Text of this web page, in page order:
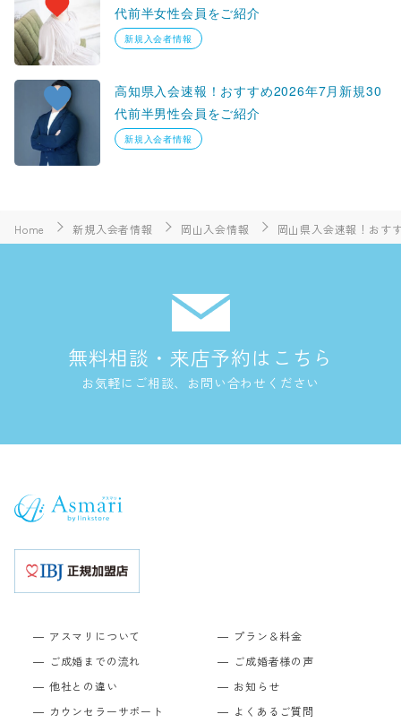
代前半女性会員をご紹介
新規入会者情報
高知県入会速報！おすすめ2026年7月新規30
代前半男性会員をご紹介
新規入会者情報
Home 新規入会者情報 岡山入会情報 岡山県入会速報！おす
無料相談・来店予約はこちら
お気軽にご相談、お問い合わせください
アスマリについて
ご成婚までの流れ
他社との違い
カウンセラーサポート
プラン＆料金
ご成婚者様の声
お知らせ
よくあるご質問